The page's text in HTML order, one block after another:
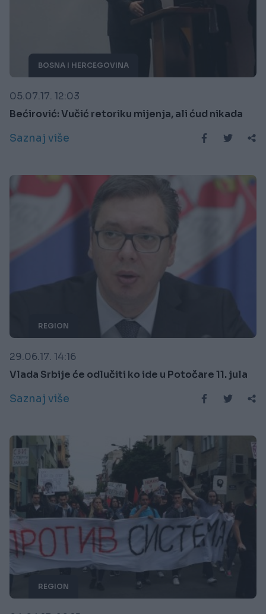
BOSNA I HERCEGOVINA
05.07.17. 12:03
Bećirović: Vučić retoriku mijenja, ali ćud nikada
Saznaj više
REGION
29.06.17. 14:16
Vlada Srbije će odlučiti ko ide u Potočare 11. jula
Saznaj više
REGION